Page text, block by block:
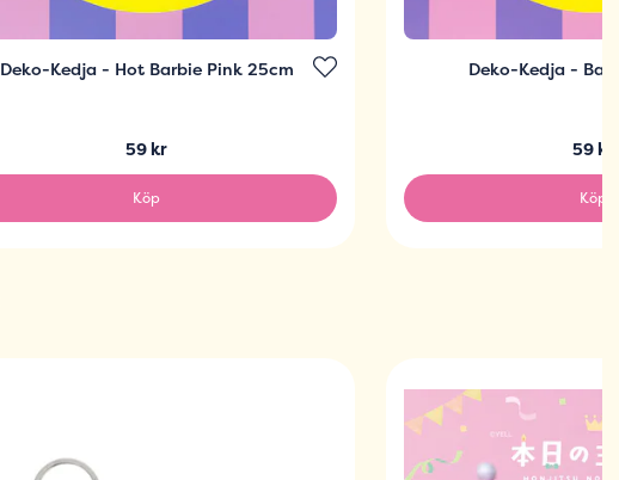
Deko-Kedja - Hot Barbie Pink 25cm
59 kr
Köp
Deko-Kedja -
59 kr
Köp